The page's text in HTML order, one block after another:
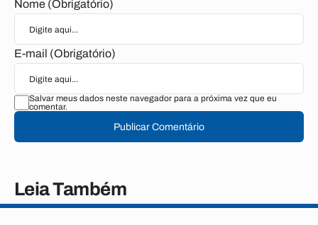
Nome (Obrigatório)
E-mail (Obrigatório)
Salvar meus dados neste navegador para a próxima vez que eu
comentar.
Publicar Comentário
Leia Também